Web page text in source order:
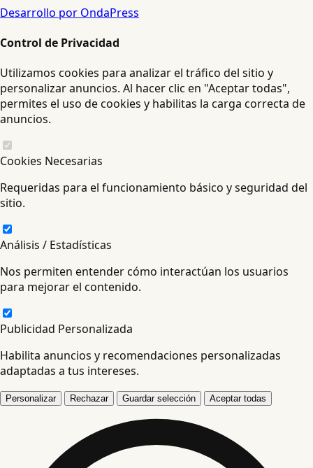
Desarrollo por OndaPress
Control de Privacidad
Utilizamos cookies para analizar el tráfico del sitio y
personalizar anuncios. Al hacer clic en "Aceptar todas",
permites el uso de cookies y habilitas la carga correcta de
anuncios.
Cookies Necesarias
Requeridas para el funcionamiento básico y seguridad del
sitio.
Análisis / Estadísticas
Nos permiten entender cómo interactúan los usuarios
para mejorar el contenido.
Publicidad Personalizada
Habilita anuncios y recomendaciones personalizadas
adaptadas a tus intereses.
Personalizar Rechazar Guardar selección Aceptar todas